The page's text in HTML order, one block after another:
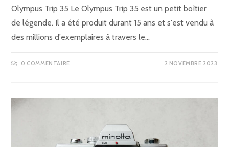
Olympus Trip 35 Le Olympus Trip 35 est un petit boîtier
de légende. Il a été produit durant 15 ans et s'est vendu à
des millions d'exemplaires à travers le…
0 COMMENTAIRE 2 NOVEMBRE 2023